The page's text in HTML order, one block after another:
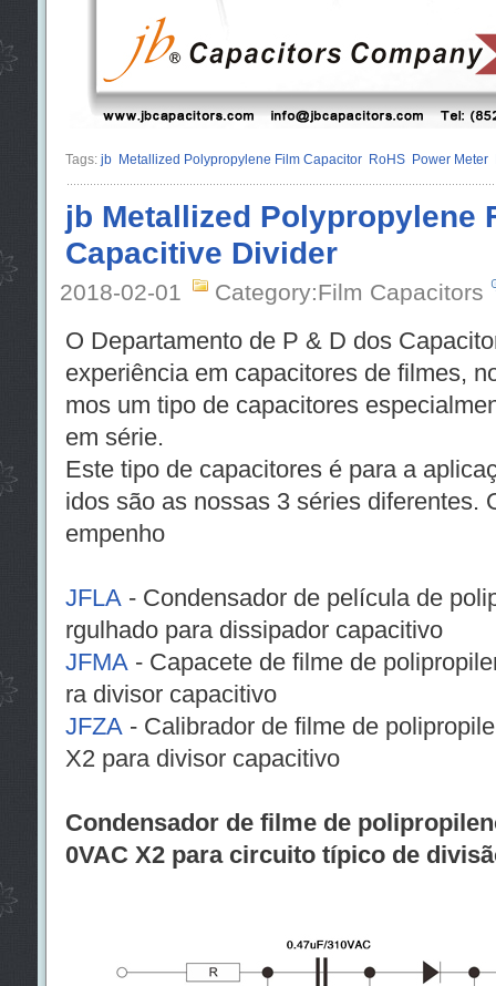
Tags: jb Metallized Polypropylene Film Capacitor RoHS Power Meter
jb Metallized Polypropylene
Capacitive Divider
2018-02-01 Category:Film Capacitors
O Departamento de P & D dos
experiência em capacitores de filmes,
mos um tipo de capacitores
em série.
Este tipo de capacitores é para a
idos são as nossas 3 séries diferentes.
empenho
JFLA - Condensador de película de
rgulhado para dissipador capacitivo
JFMA - Capacete de filme de
ra divisor capacitivo
JFZA - Calibrador de filme de
X2 para divisor capacitivo
Condensador de filme de
0VAC X2 para circuito típico de